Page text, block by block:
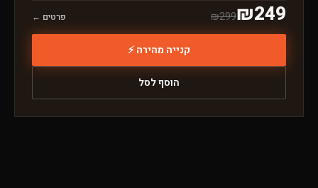
₪249
₪299 פרטים ←
קנייה מהירה ⚡
הוסף לסל